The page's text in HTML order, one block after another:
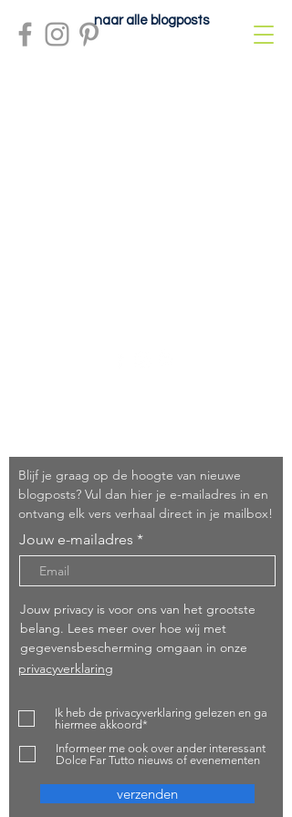
naar alle blogposts
Blijf je graag op de hoogte van nieuwe
blogposts? Vul dan hier je e-mailadres in en
ontvang elk vers verhaal direct in je mailbox!
Jouw e-mailadres
privacyverklaring
Jouw privacy is voor ons van het grootste
belang. Lees meer over hoe wij met
gegevensbescherming omgaan in onze
Ik heb de privacyverklaring gelezen en ga
hiermee akkoord*
Informeer me ook over ander interessant
Dolce Far Tutto nieuws of evenementen
verzenden